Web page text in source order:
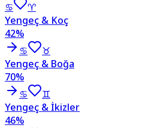
♋
♈
Yengeç & Koç
42%
♋
♉
Yengeç & Boğa
70%
♋
♊
Yengeç & İkizler
46%